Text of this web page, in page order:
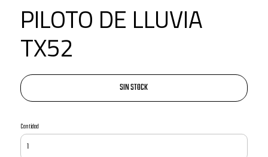
PILOTO DE LLUVIA
TX52
SIN STOCK
Cantidad